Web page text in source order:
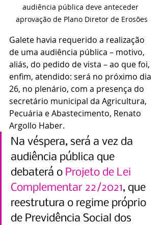
audiência pública deve anteceder
aprovação de Plano Diretor de Erosões
Galete havia requerido a realização
de uma audiência pública – motivo,
aliás, do pedido de vista – ao que foi,
enfim, atendido: será no próximo dia
26, no plenário, com a presença do
secretário municipal da Agricultura,
Pecuária e Abastecimento, Renato
Argollo Haber.
Na véspera, será a vez da
audiência pública que
debaterá o Projeto de Lei
Complementar 22/2021, que
reestrutura o regime próprio
de Previdência Social dos